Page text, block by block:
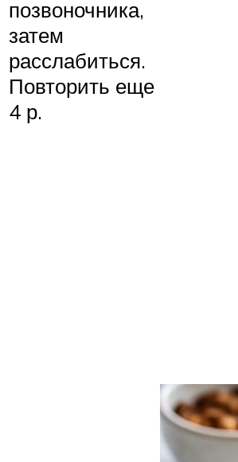
позвоночника,
затем
расслабиться.
Повторить еще
4 р.